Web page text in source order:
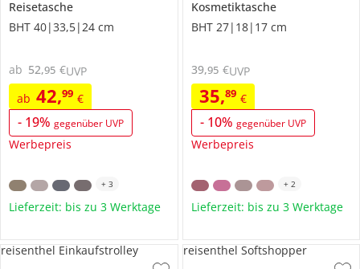
Reisetasche
BHT 40|33,5|24 cm
ab 42,99 €
- 19% gegenüber UVP
Werbepreis
ab 52,95 €UVP
+ 3
Lieferzeit: bis zu 3 Werktage
Kosmetiktasche
BHT 27|18|17 cm
35,89 €
- 10% gegenüber UVP
Werbepreis
39,95 €UVP
+ 2
Lieferzeit: bis zu 3 Werktage
reisenthel Einkaufstrolley reisenthel Softshopper